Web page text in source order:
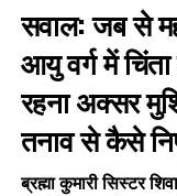
सवाल: जब से
आयु वर्ग में
रहना अक्सर
तनाव से कैसे
ब्रह्मा कुमारी सिस्टर